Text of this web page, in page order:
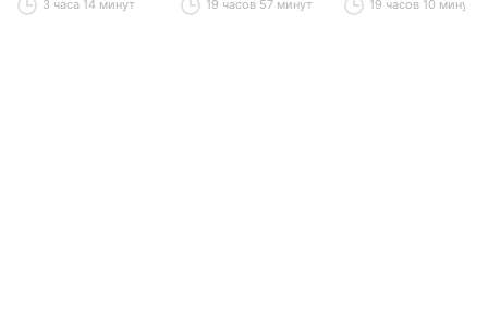
3 часа 14 минут 19 часов 57 минут 19 часов 10 минут